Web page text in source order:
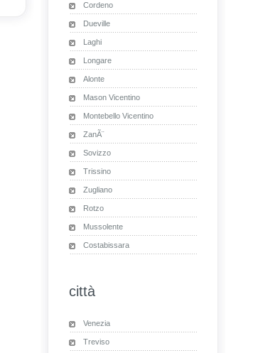
Cordeno
Dueville
Laghi
Longare
Alonte
Mason Vicentino
Montebello Vicentino
ZanÃ¨
Sovizzo
Trissino
Zugliano
Rotzo
Mussolente
Costabissara
città
Venezia
Treviso